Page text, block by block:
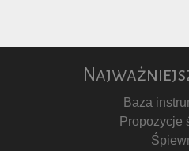
Baza
Propozycje